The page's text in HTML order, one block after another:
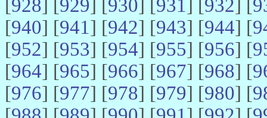
[928] [929] [930] [931] [932] [
[940] [941] [942] [943] [944] [
[952] [953] [954] [955] [956] [
[964] [965] [966] [967] [968] [
[976] [977] [978] [979] [980] [